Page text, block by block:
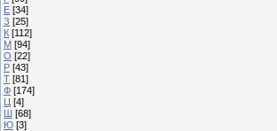
Е [34]
З [25]
К [112]
М [94]
О [22]
Р [43]
Т [81]
Ф [174]
Ц [4]
Ш [68]
Ю [3]